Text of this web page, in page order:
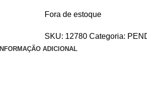
Fora de estoque
SKU: 12780 Categoria:
INFORMAÇÃO ADICIONAL